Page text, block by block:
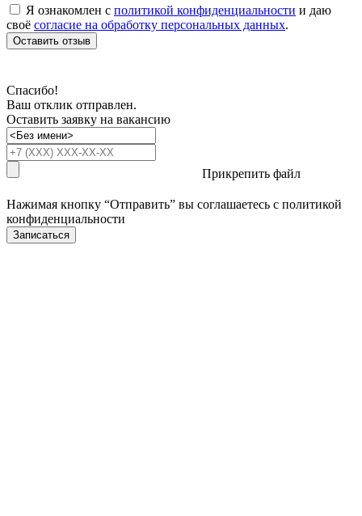
Я ознакомлен с политикой конфиденциальности и даю
своё согласие на обработку персональных данных.
Оставить отзыв
Спасибо!
Ваш отклик отправлен.
Оставить заявку на вакансию
Прикрепить файл
Нажимая кнопку “Отправить” вы соглашаетесь с политикой
конфиденциальности
Записаться